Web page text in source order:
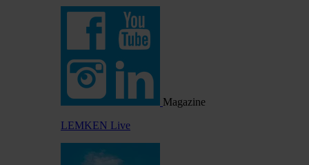
Magazine
LEMKEN Live